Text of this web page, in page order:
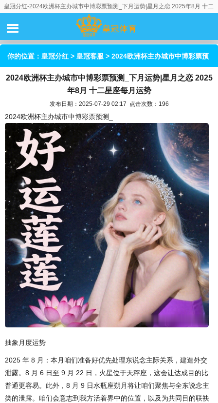
皇冠分红-2024欧洲杯主办城市中博彩票预测_下月运势|星月之恋 2025年8月 十二
你的位置： 皇冠分红 > 皇冠客服 > 2024欧洲杯主办城市中博彩票预
测_下月运势|星月之恋 2025年8月 十二星座每月运势
2024欧洲杯主办城市中博彩票预测_下月运势|星月之恋 2025
年8月 十二星座每月运势
发布日期：2025-07-29 02:17 点击次数：196
2024欧洲杯主办城市中博彩票预测_
抽象月度运势
2025 年 8 月：本月咱们准备好优先处理东说念主际关系，建造外交
泄露。8 月 6 日至 9 月 22 日，火星位于天秤座，这会让达成目的比
普通更容易。此外，8 月 9 日水瓶座朔月将让咱们聚焦与全东说念主
类的泄露。咱们会意志到我方活着界中的位置，以及为共同目的联袂